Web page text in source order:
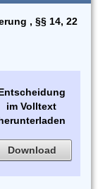
, §§ 14, 22
im Volltext
Download